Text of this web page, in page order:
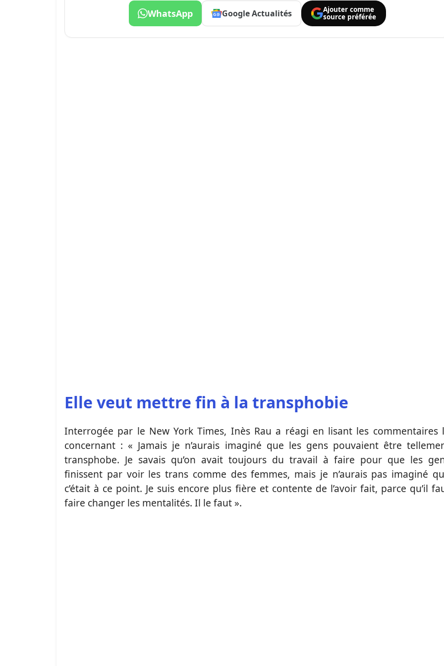
WhatsApp Google Actualités
Ajouter comme
source préférée
Elle veut mettre fin à la transphobie
Interrogée par le New York Times, Inès Rau a réagi en lisant les commentaires
concernant : « Jamais je n’aurais imaginé que les gens pouvaient être
transphobe. Je savais qu’on avait toujours du travail à faire pour que les
finissent par voir les trans comme des femmes, mais je n’aurais pas imaginé
c’était à ce point. Je suis encore plus fière et contente de l’avoir fait, parce qu’il
faire changer les mentalités. Il le faut ».